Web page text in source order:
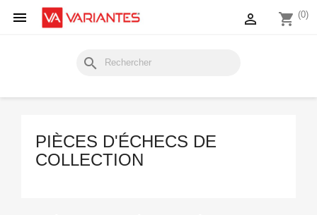
 shopping_cart (0)

search
PIÈCES D'ÉCHECS DE
COLLECTION